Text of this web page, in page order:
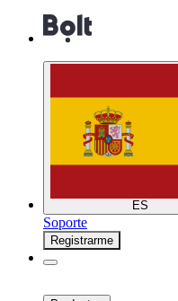
ES
Soporte
Registrarme